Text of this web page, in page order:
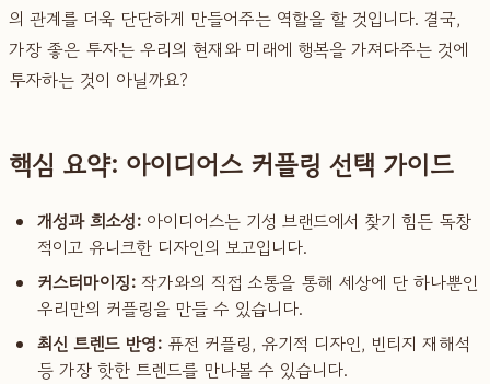
의 관계를 더욱 단단하게 만들어주는 역할을 할 것입니다. 결국,
가장 좋은 투자는 우리의 현재와 미래에 행복을 가져다주는 것에
투자하는 것이 아닐까요?
핵심 요약: 아이디어스 커플링 선택 가이드
개성과 희소성: 아이디어스는 기성 브랜드에서 찾기 힘든 독창
적이고 유니크한 디자인의 보고입니다.
커스터마이징: 작가와의 직접 소통을 통해 세상에 단 하나뿐인
우리만의 커플링을 만들 수 있습니다.
최신 트렌드 반영: 퓨전 커플링, 유기적 디자인, 빈티지 재해석
등 가장 핫한 트렌드를 만나볼 수 있습니다.